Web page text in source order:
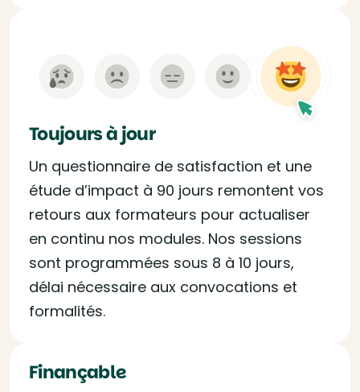
Toujours à jour
Un questionnaire de satisfaction et une
étude d’impact à 90 jours remontent vos
retours aux formateurs pour actualiser
en continu nos modules. Nos sessions
sont programmées sous 8 à 10 jours,
délai nécessaire aux convocations et
formalités.
Finançable